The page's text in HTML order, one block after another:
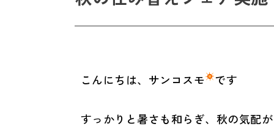
こんにちは、サンコスモ です
すっかりと暑さも和らぎ、秋の気配